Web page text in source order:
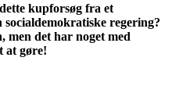
kupforsøg fra et
regering?
men det har noget med
at gøre!